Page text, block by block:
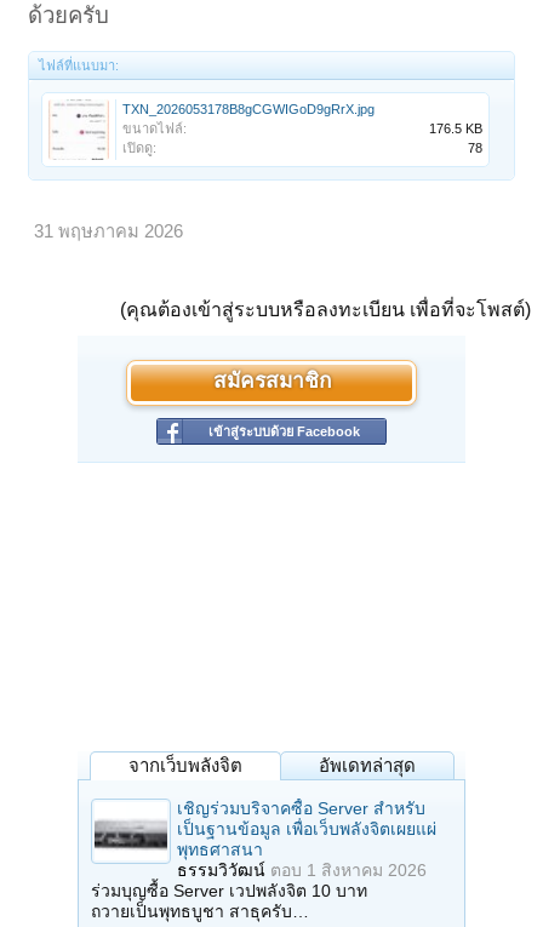
ด้วยครับ
ไฟล์ที่แนบมา:
TXN_2026053178B8gCGWIGoD9gRrX.jpg
ขนาดไฟล์:
176.5 KB
เปิดดู:
78
31 พฤษภาคม 2026
(คุณต้องเข้าสู่ระบบหรือลงทะเบียน เพื่อที่จะโพสต์)
สมัครสมาชิก
เข้าสู่ระบบด้วย Facebook
จากเว็บพลังจิต อัพเดทล่าสุด
เชิญร่วมบริจาคซื้อ Server สำหรับ
เป็นฐานข้อมูล เพื่อเว็บพลังจิตเผยแผ่
พุทธศาสนา
ธรรมวิวัฒน์ ตอบ 1 สิงหาคม 2026
ร่วมบุญซื้อ Server เวปพลังจิต 10 บาท
ถวายเป็นพุทธบูชา สาธุครับ…